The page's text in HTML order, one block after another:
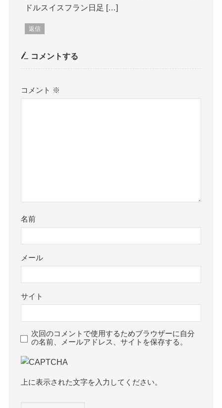
ドルスイスフラン日足 […]
返信
コメントする
コメント ※
名前
メール
サイト
次回のコメントで使用するためブラウザーに自分
の名前、メールアドレス、サイトを保存する。
上に表示された文字を入力してください。